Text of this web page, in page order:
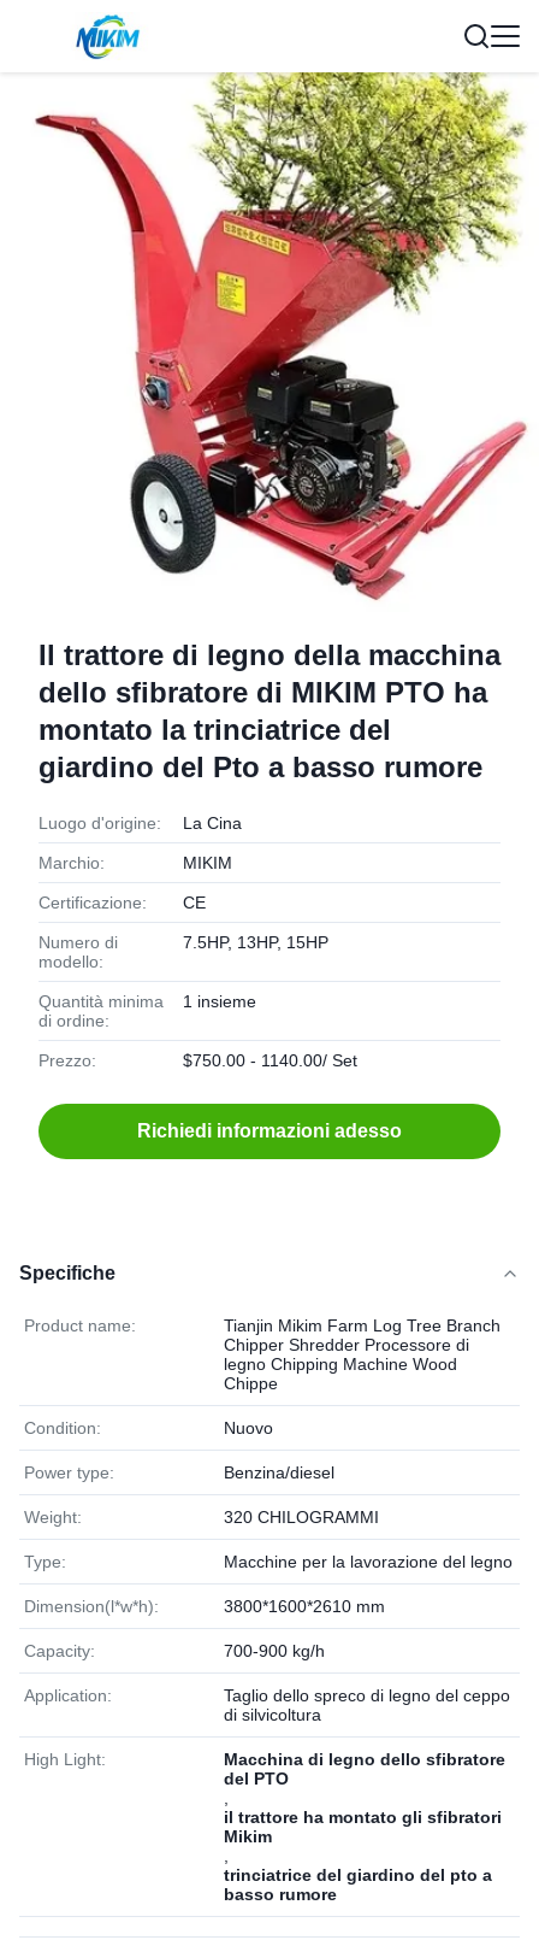
Il trattore di legno della macchina
dello sfibratore di MIKIM PTO ha
montato la trinciatrice del
giardino del Pto a basso rumore
Luogo d'origine: La Cina
Marchio: MIKIM
Certificazione: CE
Numero di
modello:
7.5HP, 13HP, 15HP
Quantità minima
di ordine:
1 insieme
Prezzo: $750.00 - 1140.00/ Set
Richiedi informazioni adesso
Specifiche
Product name:
Tianjin Mikim Farm Log Tree Branch
Chipper Shredder Processore di
legno Chipping Machine Wood
Chippe
Condition: Nuovo
Power type: Benzina/diesel
Weight: 320 CHILOGRAMMI
Type: Macchine per la lavorazione del legno
Dimension(l*w*h): 3800*1600*2610 mm
Capacity: 700-900 kg/h
Application:
Taglio dello spreco di legno del ceppo
di silvicoltura
High Light:
Macchina di legno dello sfibratore
del PTO
il trattore ha montato gli sfibratori
Mikim
trinciatrice del giardino del pto a
basso rumore